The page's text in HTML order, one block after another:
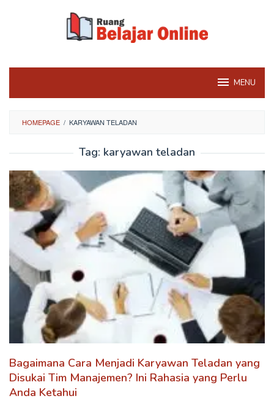
MENU
HOMEPAGE / KARYAWAN TELADAN
Tag: karyawan teladan
Bagaimana Cara Menjadi Karyawan Teladan yang
Disukai Tim Manajemen? Ini Rahasia yang Perlu
Anda Ketahui